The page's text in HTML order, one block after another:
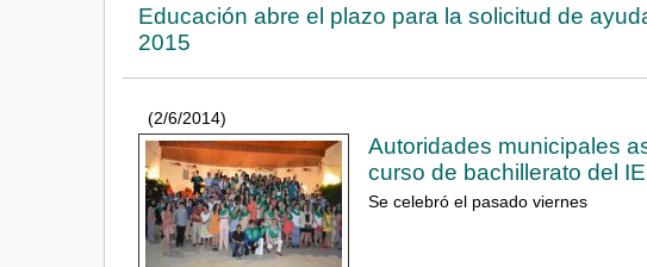
Educación abre el plazo para la solicitud de
2015
(2/6/2014)
Autoridades municipales
curso de bachillerato del
Se celebró el pasado viernes